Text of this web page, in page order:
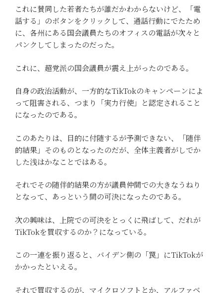
これに賛同した若者たちが誰だかわからないけど、「電
話する」のボタンをクリックして、通話行動にでたため
に、各州にある国会議員たちのオフィスの電話が次々と
パンクしてしまったのだった。
これに、超党派の国会議員が震え上がったのである。
自身の政治活動が、一方的なTikTokのキャンペーンによ
って阻害される、つまり「実力行使」と認定されること
になったのである。
このあたりは、目的に付随するが予測できない、「随伴
的結果」そのものとなったのだが、全体主義者がしでか
した浅はかなことではある。
それでその随伴的結果の方が議員仲間での大きなうねり
となって、あっという間の可決になったのである。
次の興味は、上院での可決をとっくに飛ばして、だれが
TikTokを買収するのか？になっている。
この一連を振り返ると、バイデン側の「罠」にTikTokが
かかったといえる。
それで買収するのが、マイクロソフトとか、アルファベ